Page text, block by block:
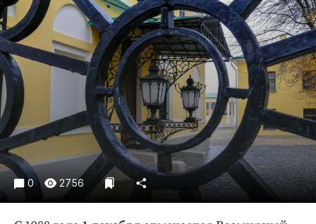
Благоустройство
Криминал
Культура
Недвижимость и ЖКХ
Образование
Общество
Погода
Праздники
Происшествия
Спорт
0 2756